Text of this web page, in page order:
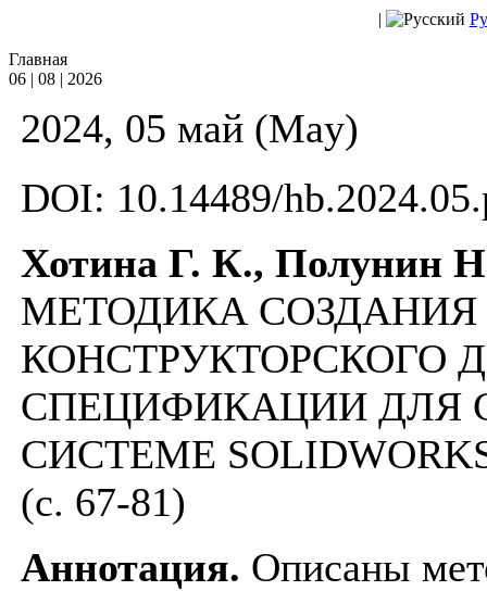
|
Главная
06 | 08 | 2026
2024, 05 май (May)
DOI: 10.14489/
Хотина Г. К., Полунин
МЕТОДИКА СОЗДАНИЯ
КОНСТРУКТОРСКОГО
СПЕЦИФИКАЦИИ ДЛЯ
СИСТЕМЕ
(с. 67-81)
Аннотация. Описаны